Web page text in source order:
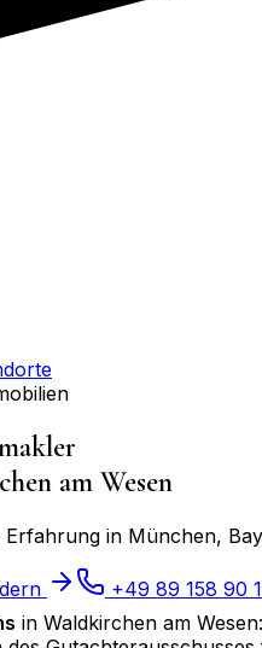
am Wesen
in München,
+49 89 158 90
in Waldkirchen am Wesen: